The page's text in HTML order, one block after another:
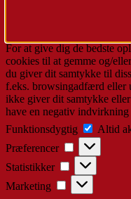
For at give dig de bedste
cookies til at gemme og/
du giver dit samtykke til
f.eks. browsingadfærd eller
ikke giver dit samtykke
have en negativ indvirkning
Funktionsdygtig
Altid
Præferencer
Præferencer
Statistikker Statistikker
Marketing Marketing